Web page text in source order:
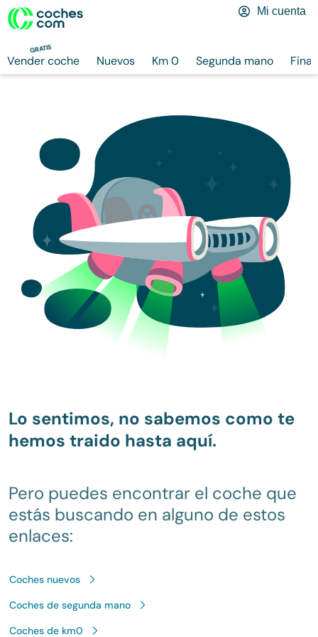
GRATIS
Vender coche Nuevos Km 0 Segunda mano
Mi cuenta
Lo sentimos, no sabemos como te
hemos traido hasta aquí.
Pero puedes encontrar el coche que
estás buscando en alguno de estos
enlaces:
Coches nuevos
Coches de segunda mano
Coches de km0